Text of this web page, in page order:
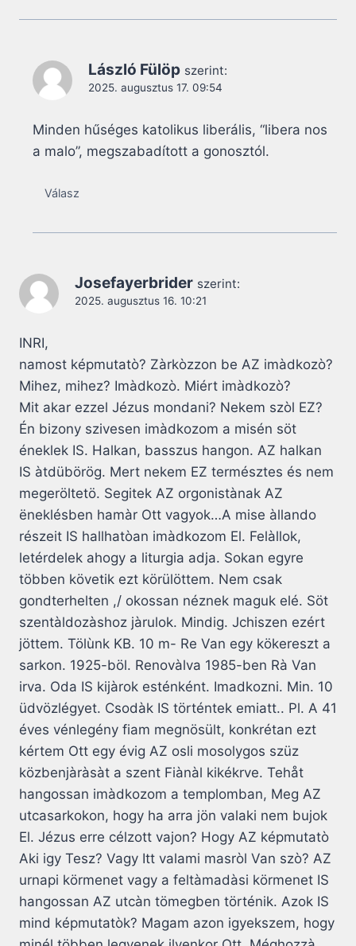
László Fülöp szerint:
2025. augusztus 17. 09:54
Minden hűséges katolikus liberális, “libera nos
a malo”, megszabadított a gonosztól.
Válasz
Josefayerbrider szerint:
2025. augusztus 16. 10:21
INRI,
namost képmutatò? Zàrkòzzon be AZ imàdkozò?
Mihez, mihez? Imàdkozò. Miért imàdkozò?
Mit akar ezzel Jézus mondani? Nekem szòl EZ?
Én bizony szivesen imàdkozom a misén söt
éneklek IS. Halkan, basszus hangon. AZ halkan
IS àtdübörög. Mert nekem EZ természtes és nem
megeröltetö. Segitek AZ orgonistànak AZ
ëneklésben hamàr Ott vagyok…A mise àllando
részeit IS hallhatòan imàdkozom El. Felàllok,
letérdelek ahogy a liturgia adja. Sokan egyre
többen követik ezt körülöttem. Nem csak
gondterhelten ,/ okossan néznek maguk elé. Söt
szentàldozàshoz jàrulok. Mindig. Jchiszen ezért
jöttem. Tölùnk KB. 10 m- Re Van egy kökereszt a
sarkon. 1925-böl. Renovàlva 1985-ben Rà Van
irva. Oda IS kijàrok esténként. Imadkozni. Min. 10
üdvözlégyet. Csodàk IS történtek emiatt.. Pl. A 41
éves vénlegény fiam megnösült, konkrétan ezt
kértem Ott egy évig AZ osli mosolygos szüz
közbenjàràsàt a szent Fiànàl kikékrve. Tehåt
hangossan imàdkozom a templomban, Meg AZ
utcasarkokon, hogy ha arra jön valaki nem bujok
El. Jézus erre célzott vajon? Hogy AZ képmutatò
Aki igy Tesz? Vagy Itt valami masròl Van szò? AZ
urnapi körmenet vagy a feltàmadàsi körmenet IS
hangossan AZ utcàn tömegben történik. Azok IS
mind képmutatòk? Magam azon igyekszem, hogy